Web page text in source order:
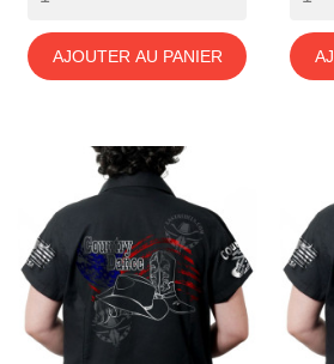
AJOUTER AU PANIER